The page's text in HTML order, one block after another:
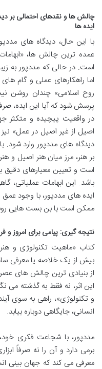
چالش ها و نقدهای احتمالی بر
ایده ها
با این حال، دیدگاه های
عمده ترین چالش ها،
است. در حالی که مددپور به
اما راهکارهای عملی و گام
روح اسلامی» چندان روشن
پرسش شود که آیا این ایده،
در واقعیت پیچیده و متکثر
اصیل از غیر اصیل در عمل»
دیدگاه های مددپور وارد شود.
بر هنر، مرز میان هنر اصیل و
است و تعیین معیارهای دقیق
باشد. این ابهامات
ایده های مددپور، با وجود
ممکن است با بن بست هایی
نتیجه گیری: پیامی برای امروز و
کتاب «ماهیت تکنولوژی و هنر
بیش از یک خلاصه یا معرفی
از بنیادی ترین چالش های
این اثر، نه فقط به گذشته می
و تکنولوژی»، راهی به سوی
انسانی، جایگاهی دوباره بیابد.
مددپور، با شجاعت فکری خود،
برمی دارد و آن را نه صرفاً
معرفی می کند که جهان بینی